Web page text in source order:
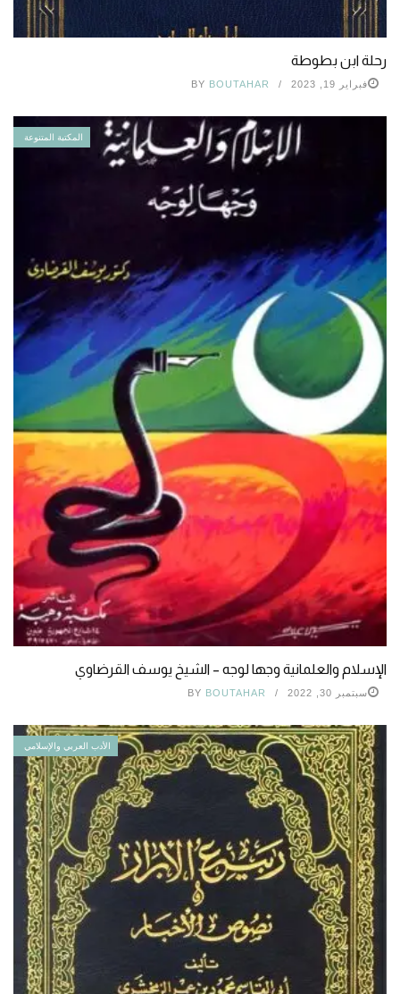
رحلة ابن بطوطة
فبراير 19, 2023 BY BOUTAHAR
المكتبة المتنوعة
الإسلام والعلمانية وجها لوجه – الشيخ يوسف القرضاوي
سبتمبر 30, 2022 BY BOUTAHAR
الأدب العربي والإسلامي